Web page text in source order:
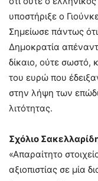
υποστήριξε ο
Σημείωσε πάντως
Δημοκρατία
δίκαιο, ούτε
του ευρώ που
στην λήψη των
λιτότητας.
Σχόλιο
«Απαραίτητο
αξιοπιστίας σε μία